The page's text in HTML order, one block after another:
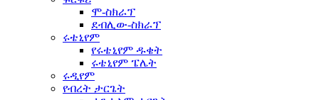
ሞ-ስክራፕ
ደብሊው-ስክራፕ
ሩቴኒየም
የሩቴኒየም ዱቄት
ሩቴኒየም ፔሌት
ሩዲየም
የብረት ታርጌት